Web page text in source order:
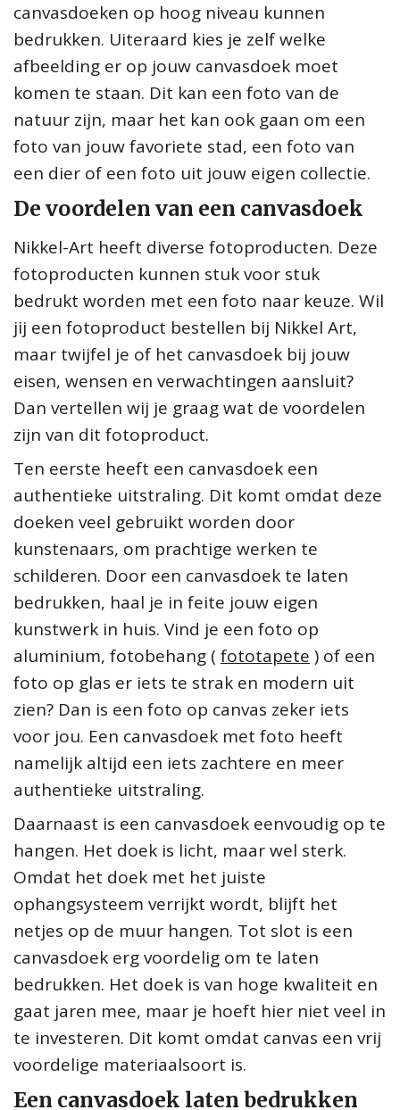
canvasdoeken op hoog niveau kunnen
bedrukken. Uiteraard kies je zelf welke
afbeelding er op jouw canvasdoek moet
komen te staan. Dit kan een foto van de
natuur zijn, maar het kan ook gaan om een
foto van jouw favoriete stad, een foto van
een dier of een foto uit jouw eigen collectie.
De voordelen van een canvasdoek
Nikkel-Art heeft diverse fotoproducten. Deze
fotoproducten kunnen stuk voor stuk
bedrukt worden met een foto naar keuze. Wil
jij een fotoproduct bestellen bij Nikkel Art,
maar twijfel je of het canvasdoek bij jouw
eisen, wensen en verwachtingen aansluit?
Dan vertellen wij je graag wat de voordelen
zijn van dit fotoproduct.
Ten eerste heeft een canvasdoek een
authentieke uitstraling. Dit komt omdat deze
doeken veel gebruikt worden door
kunstenaars, om prachtige werken te
schilderen. Door een canvasdoek te laten
bedrukken, haal je in feite jouw eigen
kunstwerk in huis. Vind je een foto op
aluminium, fotobehang ( fototapete ) of een
foto op glas er iets te strak en modern uit
zien? Dan is een foto op canvas zeker iets
voor jou. Een canvasdoek met foto heeft
namelijk altijd een iets zachtere en meer
authentieke uitstraling.
Daarnaast is een canvasdoek eenvoudig op te
hangen. Het doek is licht, maar wel sterk.
Omdat het doek met het juiste
ophangsysteem verrijkt wordt, blijft het
netjes op de muur hangen. Tot slot is een
canvasdoek erg voordelig om te laten
bedrukken. Het doek is van hoge kwaliteit en
gaat jaren mee, maar je hoeft hier niet veel in
te investeren. Dit komt omdat canvas een vrij
voordelige materiaalsoort is.
Een canvasdoek laten bedrukken